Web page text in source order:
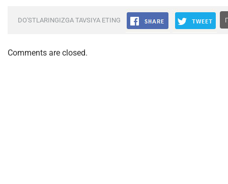
DO'STLARINGIZGA TAVSIYA ETING
Comments are closed.